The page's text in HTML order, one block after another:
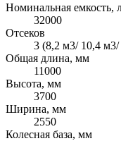
Номинальная емкость,
32000
Отсеков
3 (8,2 м3/ 10,4
Общая длина, мм
11000
Высота, мм
3700
Ширина, мм
2550
Колесная база, мм